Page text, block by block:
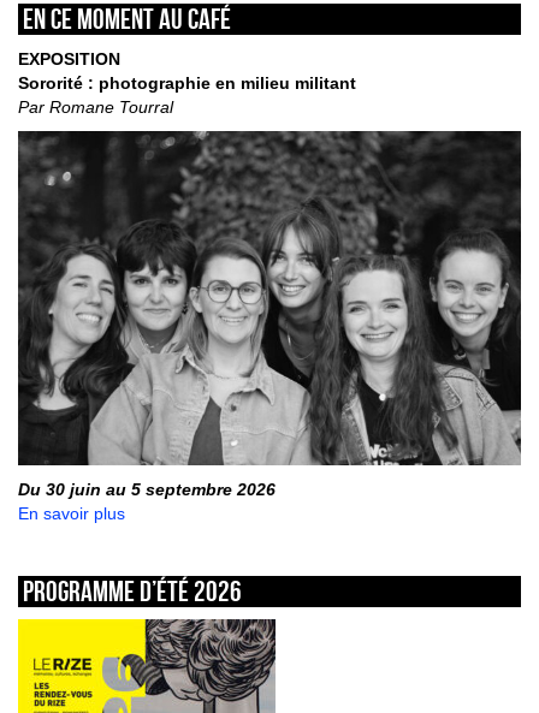
En ce moment au café
EXPOSITION
Sororité : photographie en milieu militant
Par Romane Tourral
Du 30 juin au 5 septembre 2026
En savoir plus
Programme d’été 2026